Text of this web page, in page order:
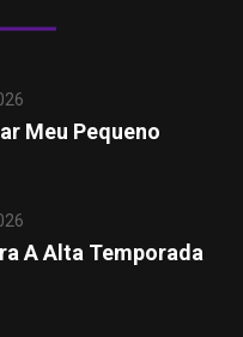
Meu Pequeno
A Alta Temporada